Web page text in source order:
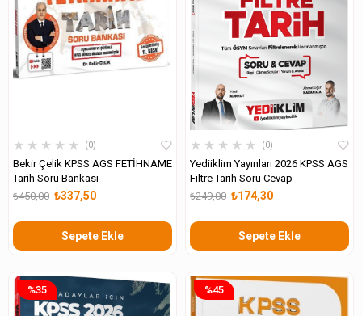
★ ★ ★ ★ ★ 0
Bekir Çelik KPSS AGS FETİHNAME
Tarih Soru Bankası
₺337,50
₺450,00
Sepete Ekle
★ ★ ★ ★ ★ 0
Yediiklim Yayınları 2026 KPSS AGS
Filtre Tarih Soru Cevap
₺174,30
₺249,00
Sepete Ekle
%35 %45